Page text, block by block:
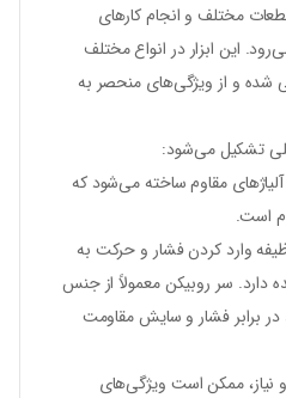
مختلف و انجام کارهای
این ابزار در انواع مختلف
شده و از ویژگی‌های منحصر به
تشکیل می‌شود:
مقاوم ساخته می‌شود که
است.
وارد کردن فشار و حرکت به
دارد. سر روبیکن معمولاً از جنس
برابر فشار و سایش مقاومت
نیاز، ممکن است ویژگی‌های